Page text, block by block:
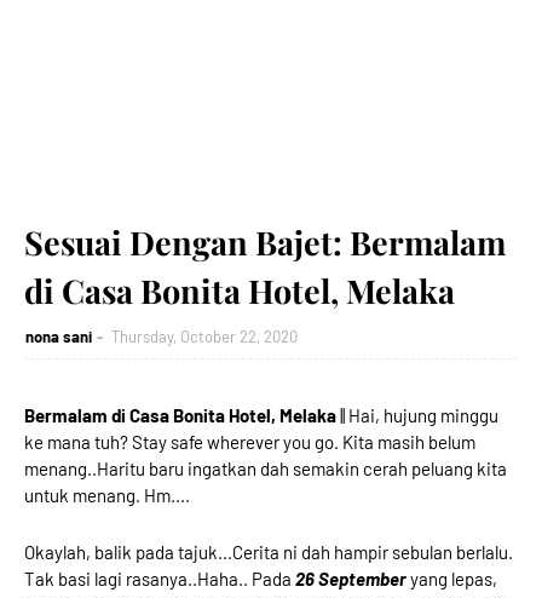
Sesuai Dengan Bajet: Bermalam
di Casa Bonita Hotel, Melaka
nona sani Thursday, October 22, 2020
Bermalam di Casa Bonita Hotel, Melaka|| Hai, hujung minggu
ke mana tuh? Stay safe wherever you go. Kita masih belum
menang..Haritu baru ingatkan dah semakin cerah peluang kita
untuk menang. Hm....
Okaylah, balik pada tajuk...Cerita ni dah hampir sebulan berlalu.
Tak basi lagi rasanya..Haha.. Pada 26 Septemberyang lepas,